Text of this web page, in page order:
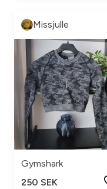
Missjulle
Gymshark
250 SEK